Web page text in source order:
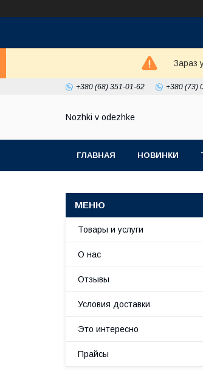
Зараз
+380 (68) 351-01-62 +380 (73)
Nozhki v odezhke
ГЛАВНАЯ НОВИНКИ
Товары и услуги
О нас
Отзывы
Условия доставки
Это интересно
Прайсы